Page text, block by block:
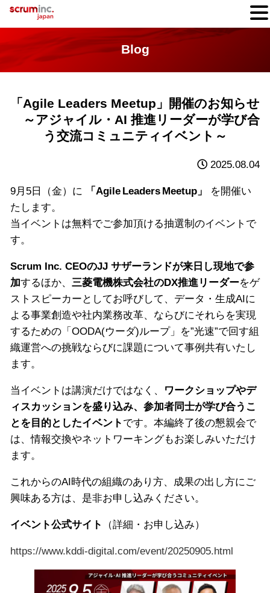
Blog
「Agile Leaders Meetup」開催のお知らせ
～アジャイル・AI 推進リーダーが学び合
う交流コミュニティイベント～
2025.08.04
9月5日（金）に 「Agile Leaders Meetup」
を開催い
たします。
当イベントは無料でご参加頂ける抽選制のイベントで
す。
Scrum Inc. CEOのJJ サザーランドが来日し現地で参
加するほか、 三菱電機株式会社のDX推進リーダーをゲ
ストスピーカーとしてお呼びして、データ・生成AIに
よる事業創造や社内業務改革、ならびにそれらを実現
するための「OODA(ウーダ)ループ」を”光速”で回す組
織運営への挑戦ならびに課題について事例共有いたし
ます。
当イベントは講演だけではなく、
ワークショップやデ
ィスカッションを盛り込み、参加者同士が学び合うこ
とを目的としたイベント です。本編終了後の懇親会で
は、情報交換やネットワーキングもお楽しみいただけ
ます。
これからのAI時代の組織のあり方、成果の出し方にご
興味ある方は、是非お申し込みください。
イベント公式サイト （詳細・お申し込み）
https://www.kddi-digital.com/event/20250905.html